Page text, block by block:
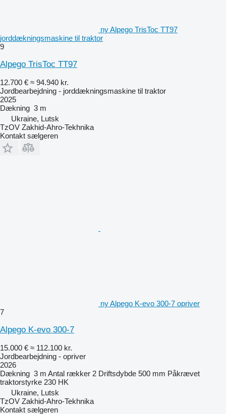
ny Alpego TrisToc TT97
jorddækningsmaskine til traktor
9
Alpego TrisToc TT97
12.700 € ≈ 94.940 kr.
Jordbearbejdning - jorddækningsmaskine til traktor
2025
Dækning 3 m
Ukraine, Lutsk
TzOV Zakhid-Ahro-Tekhnika
Kontakt sælgeren
ny Alpego K-evo 300-7 opriver
7
Alpego K-evo 300-7
15.000 € ≈ 112.100 kr.
Jordbearbejdning - opriver
2026
Dækning 3 m Antal rækker 2 Driftsdybde 500 mm Påkrævet
traktorstyrke 230 HK
Ukraine, Lutsk
TzOV Zakhid-Ahro-Tekhnika
Kontakt sælgeren